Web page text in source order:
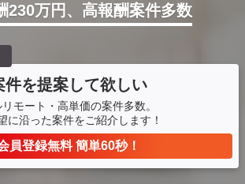
230万円、高報酬案件多数
件を提案して欲しい
リモート・高単価の案件多数。
に沿った案件をご紹介します！
員登録無料 簡単60秒！